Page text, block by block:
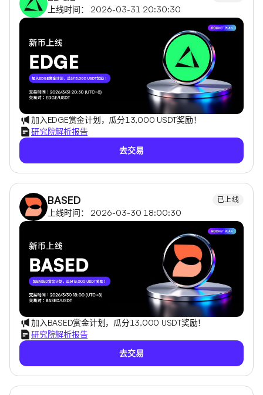
上线时间： 2026-03-31 20:30:30
加入EDGE赏金计划，瓜分13,000 USDT奖励！
研究院解析报告
去交易
BASED 已上线
上线时间： 2026-03-30 18:00:30
加入BASED赏金计划，瓜分13,000 USDT奖励！
研究院解析报告
去交易